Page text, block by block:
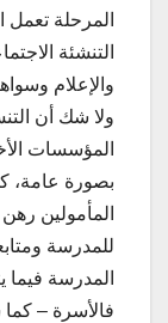
المرحلة
التنشئة
والإعلام
ولا شك أن
المؤسسات
بصورة عامة،
المأمولين
للمدرسة
المدرسة فيما
فالأسرة –